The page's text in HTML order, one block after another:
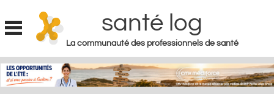
Jump to navigation
santé log
La communauté des professionnels de santé
MON COMPTE